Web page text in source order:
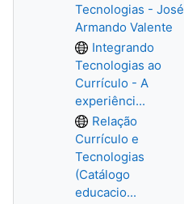
Tecnologias - José
Armando Valente
Integrando
Tecnologias ao
Currículo - A
experiênci...
Relação
Currículo e
Tecnologias
(Catálogo
educacio...